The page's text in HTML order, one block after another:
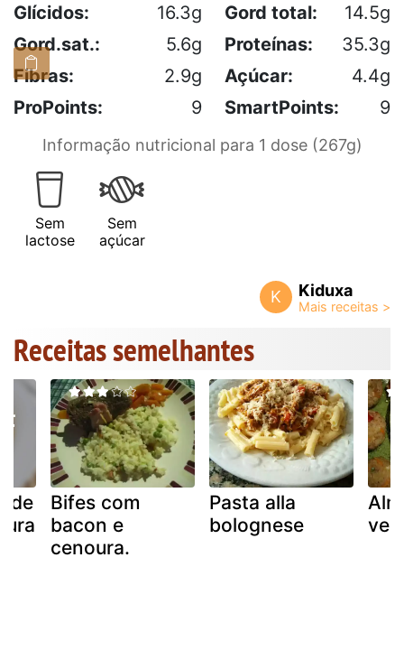
Glícidos: 16.3g Gord total:
14.5g
Gord.sat.:
5.6g Proteínas:
35.3g
Fibras:
2.9g Açúcar:
4.4g
ProPoints:
9 SmartPoints: 9
Informação nutricional para 1 dose (267g)
Sem
lactose
Sem
açúcar
K Kiduxa
Receitas semelhantes
de
Bifes com
bacon e
cenoura.
Pasta alla
bolognese